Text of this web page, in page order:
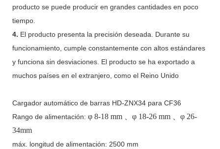
producto se puede producir en grandes cantidades en poco
tiempo.
4. El producto presenta la precisión deseada. Durante su
funcionamiento, cumple constantemente con altos estándares
y funciona sin desviaciones. El producto se ha exportado a
muchos países en el extranjero, como el Reino Unido
Cargador automático de barras HD-ZNX34 para CF36
Rango de alimentación: φ 8-18 mm 、φ 18-26 mm 、φ 26-
34mm
máx. longitud de alimentación: 2500 mm